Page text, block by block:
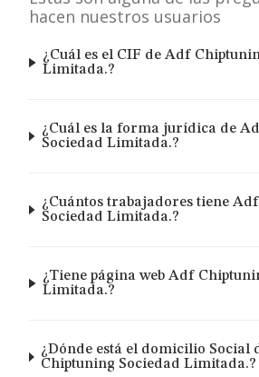
hacen nuestros usuarios
¿Cuál es el CIF de Adf
Limitada.?
¿Cuál es la forma jurídica de
Sociedad Limitada.?
¿Cuántos trabajadores tiene
Sociedad Limitada.?
¿Tiene página web Adf
Limitada.?
¿Dónde está el domicilio Social
Chiptuning Sociedad Limitada.?